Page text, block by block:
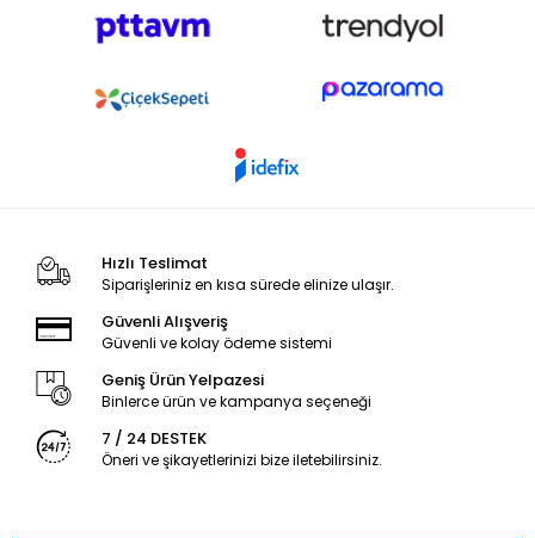
Hızlı Teslimat
Siparişleriniz en kısa sürede elinize ulaşır.
Güvenli Alışveriş
Güvenli ve kolay ödeme sistemi
Geniş Ürün Yelpazesi
Binlerce ürün ve kampanya seçeneği
7 / 24 DESTEK
Öneri ve şikayetlerinizi bize iletebilirsiniz.